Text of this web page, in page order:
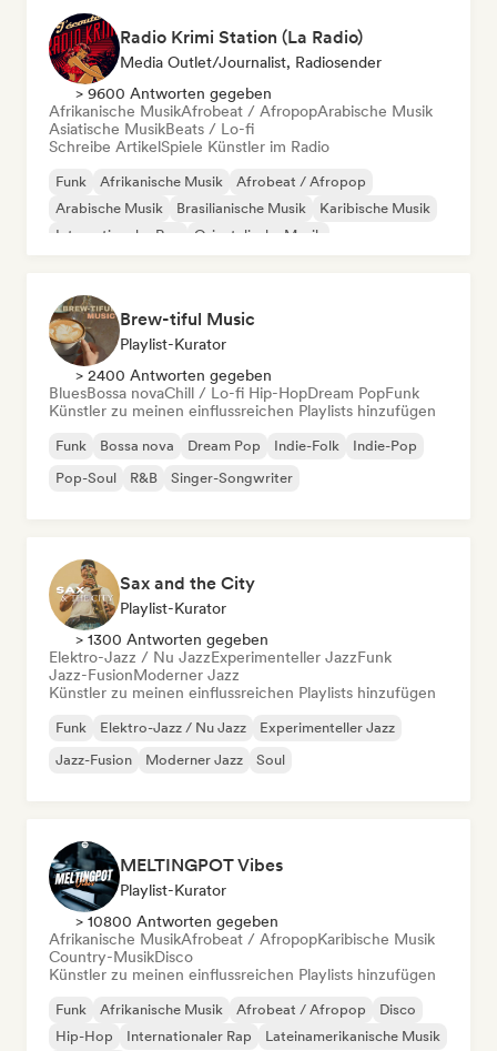
Radio Krimi Station (La Radio)
Media Outlet/Journalist, Radiosender
> 9600 Antworten gegeben
Afrikanische MusikAfrobeat / AfropopArabische Musik
Asiatische MusikBeats / Lo-fi
Schreibe ArtikelSpiele Künstler im Radio
Funk Afrikanische Musik
Afrobeat / Afropop
Arabische Musik
Brasilianische Musik
Karibische Musik
Internationaler Rap
Orientalische Musik
Brew-tiful Music
Playlist-Kurator
> 2400 Antworten gegeben
BluesBossa novaChill / Lo-fi Hip-HopDream PopFunk
Künstler zu meinen einflussreichen Playlists hinzufügen
Funk Bossa nova Dream Pop Indie-Folk
Indie-Pop
Pop-Soul
R&B Singer-Songwriter
Sax and the City
Playlist-Kurator
> 1300 Antworten gegeben
Elektro-Jazz / Nu JazzExperimenteller JazzFunk
Jazz-FusionModerner Jazz
Künstler zu meinen einflussreichen Playlists hinzufügen
Funk Elektro-Jazz / Nu Jazz
Experimenteller Jazz
Jazz-Fusion
Moderner Jazz Soul
MELTINGPOT Vibes
Playlist-Kurator
> 10800 Antworten gegeben
Afrikanische MusikAfrobeat / AfropopKaribische Musik
Country-MusikDisco
Künstler zu meinen einflussreichen Playlists hinzufügen
Funk Afrikanische Musik Afrobeat / Afropop
Disco
Hip-Hop
Internationaler Rap Lateinamerikanische Musik